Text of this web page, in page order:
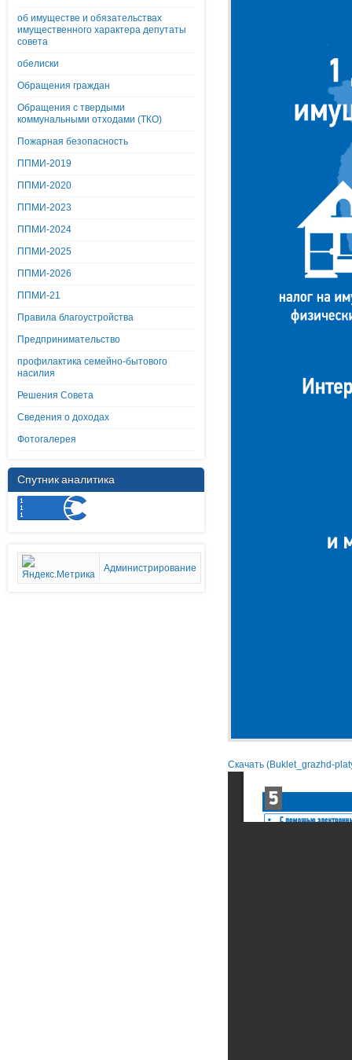
об имуществе и обязательствах
имущественного характера депутаты
совета
обелиски
Обращения граждан
Обращения с твердыми
коммунальными отходами (ТКО)
Пожарная безопасность
ППМИ-2019
ППМИ-2020
ППМИ-2023
ППМИ-2024
ППМИ-2025
ППМИ-2026
ППМИ-21
Правила благоустройства
Предпринимательство
профилактика семейно-бытового
насилия
Решения Совета
Сведения о доходах
Фотогалерея
Спутник аналитика
Администрирование
Скачать (Buklet_grazhd-